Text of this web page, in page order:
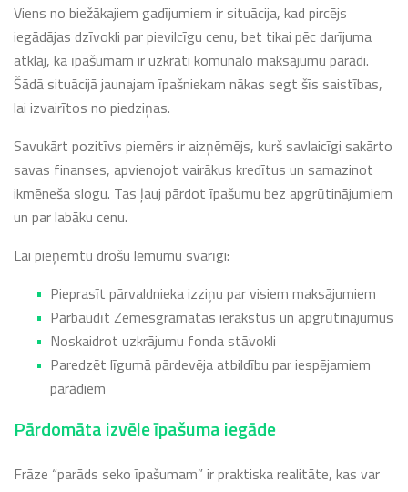
Viens no biežākajiem gadījumiem ir situācija, kad pircējs
iegādājas dzīvokli par pievilcīgu cenu, bet tikai pēc darījuma
atklāj, ka īpašumam ir uzkrāti komunālo maksājumu parādi.
Šādā situācijā jaunajam īpašniekam nākas segt šīs saistības,
lai izvairītos no piedziņas.
Savukārt pozitīvs piemērs ir aizņēmējs, kurš savlaicīgi sakārto
savas finanses, apvienojot vairākus kredītus un samazinot
ikmēneša slogu. Tas ļauj pārdot īpašumu bez apgrūtinājumiem
un par labāku cenu.
Lai pieņemtu drošu lēmumu svarīgi:
Pieprasīt pārvaldnieka izziņu par visiem maksājumiem
Pārbaudīt Zemesgrāmatas ierakstus un apgrūtinājumus
Noskaidrot uzkrājumu fonda stāvokli
Paredzēt līgumā pārdevēja atbildību par iespējamiem
parādiem
Pārdomāta izvēle īpašuma iegāde
Frāze “parāds seko īpašumam” ir praktiska realitāte, kas var